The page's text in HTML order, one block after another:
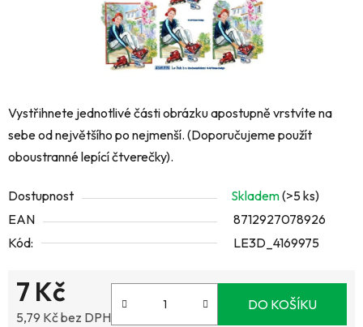
Vystřihnete jednotlivé části obrázku apostupně vrstvíte na
sebe od největšího po nejmenší. (Doporučujeme použít
oboustranné lepící čtverečky).
Dostupnost Skladem(>5 ks)
EAN
8712927078926
Kód:
LE3D_4169975
7 Kč
5,79 Kč bez DPH
DO KOŠÍKU